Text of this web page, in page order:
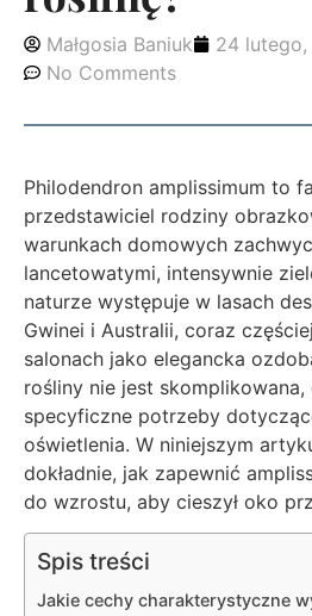
Małgosia Baniuk 24
No Comments
Philodendron amplissimum to
przedstawiciel rodziny
warunkach domowych
lancetowatymi, intensywnie
naturze występuje w lasach
Gwinei i Australii, coraz
salonach jako elegancka
rośliny nie jest
specyficzne potrzeby
oświetlenia. W niniejszym
dokładnie, jak zapewnić
do wzrostu, aby cieszył oko
Spis treści
Jakie cechy charakterystyczne